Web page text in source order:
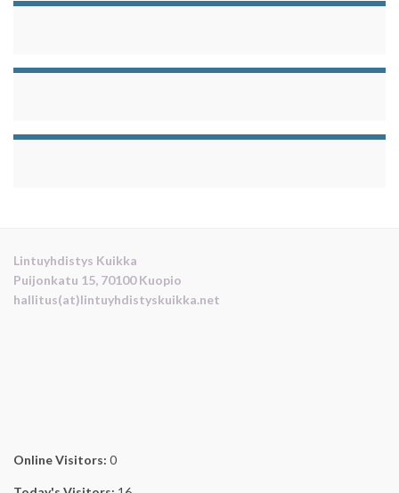
Lintuyhdistys Kuikka
Puijonkatu 15, 70100 Kuopio
hallitus(at)lintuyhdistyskuikka.net
Online Visitors: 0